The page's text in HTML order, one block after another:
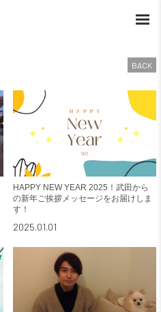
BACK
HAPPY NEW YEAR 2025！武田から
の新年ご挨拶メッセージをお届けしま
す！
2025.01.01